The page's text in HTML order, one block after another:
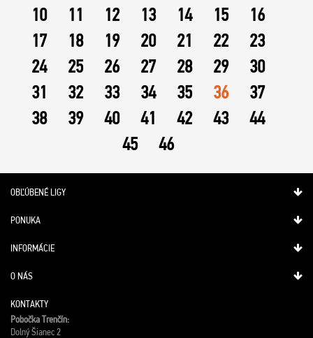
10
11 12 13 14 15
16
17
18 19 20 21 22
23
24
25 26 27 28 29
30
31
32 33 34 35 36
37
38
39 40 41 42 43
44
45
46
OBĽÚBENÉ LIGY
PONUKA
INFORMÁCIE
O NÁS
KONTAKTY
Pobočka Trenčín:
Dolný Šianec 2